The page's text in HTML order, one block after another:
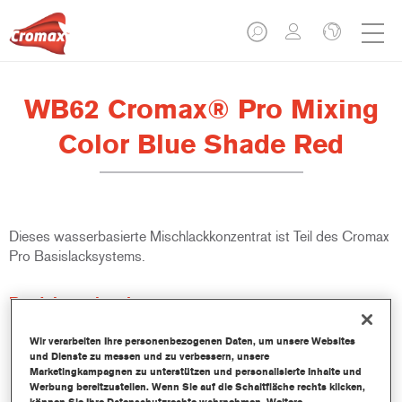
WB62 Cromax® Pro Mixing
Color Blue Shade Red
Dieses wasserbasierte Mischlackkonzentrat ist Teil des Cromax
Pro Basislacksystems.
Produktmerkmale
Ausgezeichnete Ergiebigkeit mit außergewöhnlich genauer
Farbtonangleichung.
Schnelle und sparsame Anwendung trägt zur Steigerung
des Durchsatz und der Produktivität bei.
Wir verarbeiten Ihre personenbezogenen Daten, um unsere Websites
und Dienste zu messen und zu verbessern, unsere
Marketingkampagnen zu unterstützen und personalisierte Inhalte und
Werbung bereitzustellen. Wenn Sie auf die Schaltfläche rechts klicken,